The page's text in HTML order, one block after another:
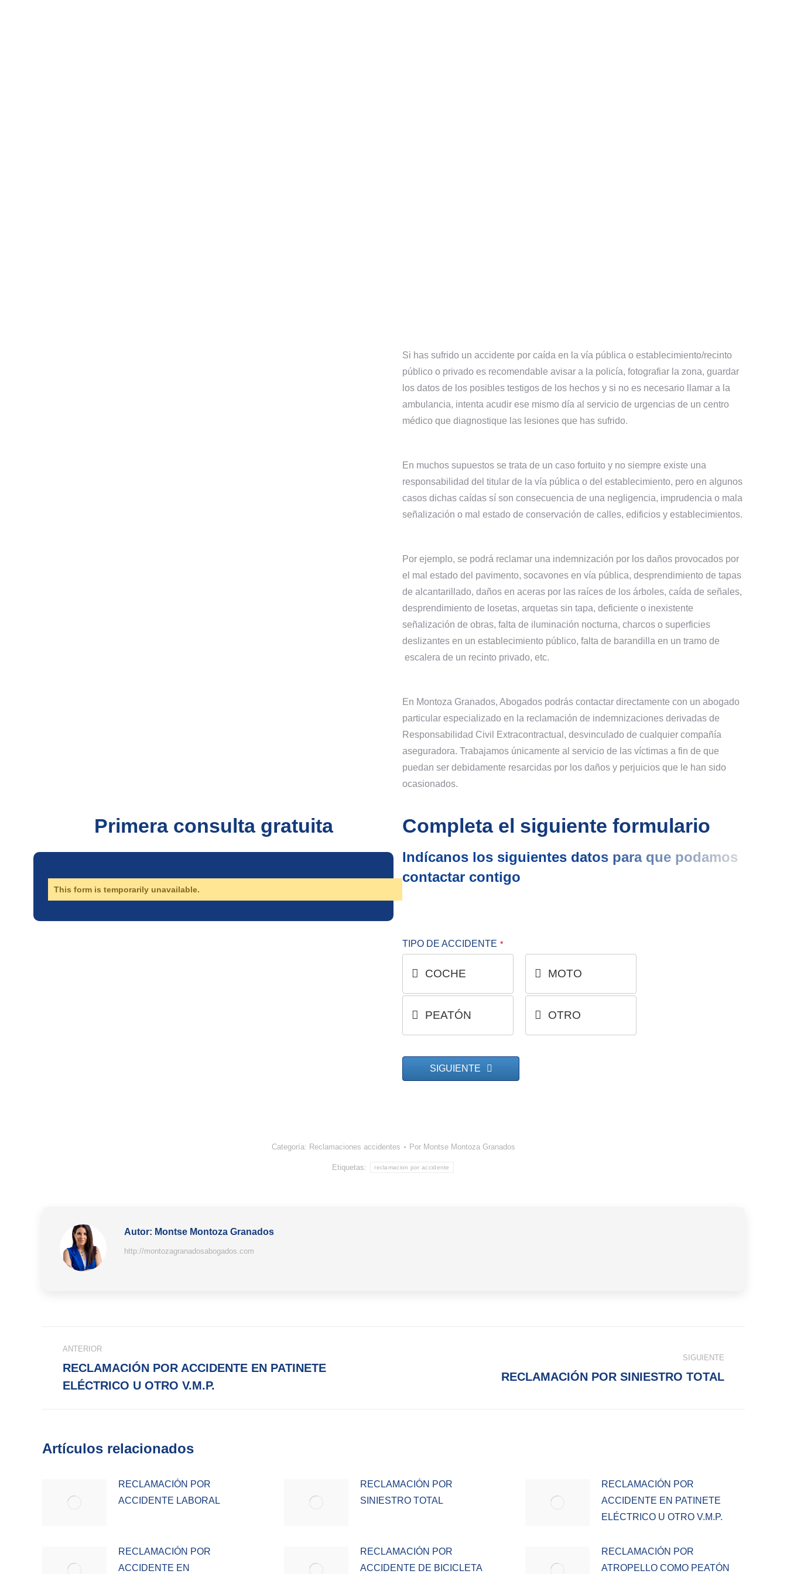
Si has sufrido un accidente por caída en la vía pública o establecimiento/recinto
público o privado es recomendable avisar a la policía, fotografiar la zona, guardar
los datos de los posibles testigos de los hechos y si no es necesario llamar a la
ambulancia, intenta acudir ese mismo día al servicio de urgencias de un centro
médico que diagnostique las lesiones que has sufrido.
En muchos supuestos se trata de un caso fortuito y no siempre existe una
responsabilidad del titular de la vía pública o del establecimiento, pero en algunos
casos dichas caídas sí son consecuencia de una negligencia, imprudencia o mala
señalización o mal estado de conservación de calles, edificios y establecimientos.
Por ejemplo, se podrá reclamar una indemnización por los daños provocados por
el mal estado del pavimento, socavones en vía pública, desprendimiento de tapas
de alcantarillado, daños en aceras por las raíces de los árboles, caída de señales,
desprendimiento de losetas, arquetas sin tapa, deficiente o inexistente
señalización de obras, falta de iluminación nocturna, charcos o superficies
deslizantes en un establecimiento público, falta de barandilla en un tramo de
escalera de un recinto privado, etc.
En Montoza Granados, Abogados podrás contactar directamente con un abogado
particular especializado en la reclamación de indemnizaciones derivadas de
Responsabilidad Civil Extracontractual, desvinculado de cualquier compañía
aseguradora. Trabajamos únicamente al servicio de las víctimas a fin de que
puedan ser debidamente resarcidas por los daños y perjuicios que le han sido
ocasionados.
Primera consulta gratuita Completa el siguiente formulario
Indícanos los siguientes datos para que podamos
contactar contigo
This form is temporarily unavailable.
TIPO DE ACCIDENTE *
COCHE MOTO
PEATÓN OTRO
SIGUIENTE
Categoría: Reclamaciones accidentes Por Montse Montoza Granados
Etiquetas: reclamacion por accidente
Autor: Montse Montoza Granados
http://montozagranadosabogados.com
entre
publicaciones
ANTERIOR
Publicación
anterior:
RECLAMACIÓN POR ACCIDENTE EN PATINETE
ELÉCTRICO U OTRO V.M.P.
SIGUIENTE
RECLAMACIÓN POR SINIESTRO TOTAL
Artículos relacionados
RECLAMACIÓN POR
ACCIDENTE LABORAL
RECLAMACIÓN POR
SINIESTRO TOTAL
RECLAMACIÓN POR
ACCIDENTE EN PATINETE
ELÉCTRICO U OTRO V.M.P.
RECLAMACIÓN POR
ACCIDENTE EN
RECLAMACIÓN POR
ACCIDENTE DE BICICLETA
RECLAMACIÓN POR
ATROPELLO COMO PEATÓN